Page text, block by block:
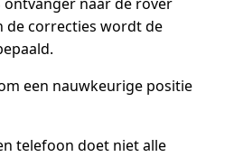
de correcties wordt de
een nauwkeurige positie
telefoon doet niet alle